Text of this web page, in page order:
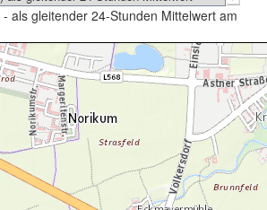
- als gleitender 24-Stunden Mittelwert am